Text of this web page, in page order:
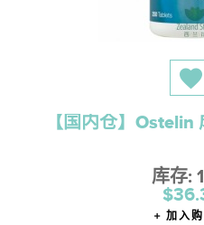
【国内仓】
库存:
加入